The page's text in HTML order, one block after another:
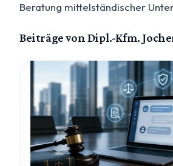
Beratung mittelständischer
Beiträge von Dipl.-Kfm.